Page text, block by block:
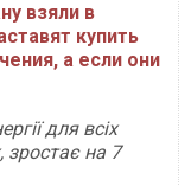
взяли в
купить
а если они
для всіх
зростає на 7